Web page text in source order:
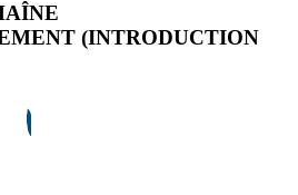
(INTRODUCTION